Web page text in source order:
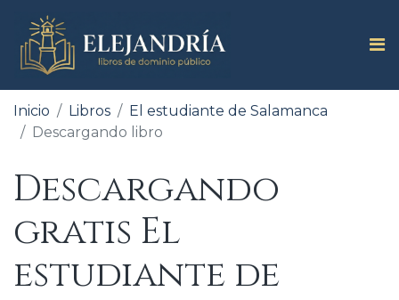
Inicio Libros
El estudiante de Salamanca
Descargando libro
Descargando
gratis El
estudiante de